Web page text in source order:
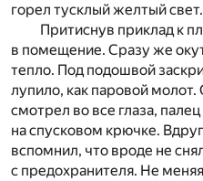
горел тусклый желтый свет.
Притиснув приклад к
в помещение. Сразу же
тепло. Под подошвой
лупило, как паровой
смотрел во все глаза,
на спусковом крючке.
вспомнил, что вроде не
с предохранителя. Не